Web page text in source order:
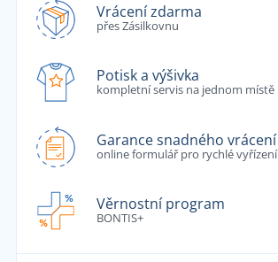
Vrácení zdarma
přes Zásilkovnu
Potisk a výšivka
kompletní servis na jednom místě
Garance snadného vrácení
online formulář pro rychlé vyřízení
Věrnostní program
BONTIS+